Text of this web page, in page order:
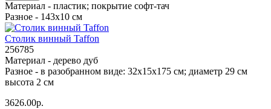
Материал - пластик; покрытие софт-тач
Разное - 143x10 см
Столик винный Taffon
256785
Материал - дерево дуб
Разное - в разобранном виде: 32х15х175 см; диаметр 29 см
высота 2 см
3626.00р.